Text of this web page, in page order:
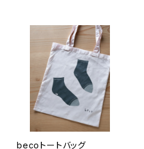
becoトートバッグ